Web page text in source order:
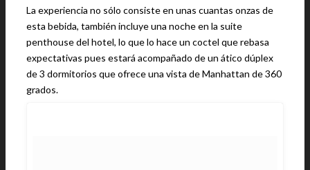
La experiencia no sólo consiste en unas cuantas onzas de
esta bebida, también incluye una noche en la suite
penthouse del hotel, lo que lo hace un coctel que rebasa
expectativas pues estará acompañado de un ático dúplex
de 3 dormitorios que ofrece una vista de Manhattan de 360 ​​
grados.